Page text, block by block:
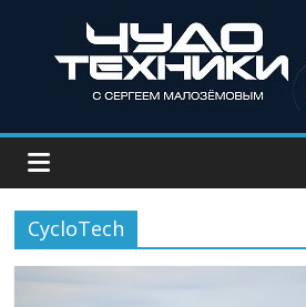
CycloTech